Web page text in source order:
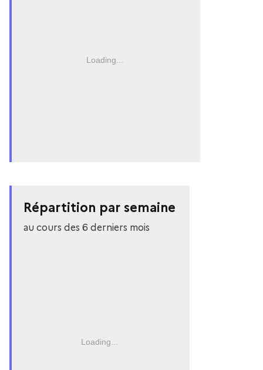
Loading...
Répartition par semaine
au cours des 6 derniers mois
Loading...